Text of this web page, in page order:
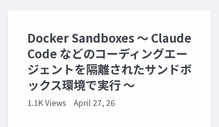
Docker Sandboxes 〜 Claude
Code などのコーディングエー
ジェントを隔離されたサンドボ
ックス環境で実行 〜
1.1K Views April 27, 26